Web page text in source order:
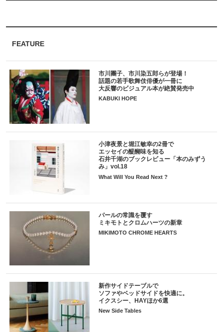
FEATURE
市川團子、市川染五郎らが登場！
話題の若手歌舞伎俳優が一冊に
大反響のビジュアル本が絶賛発売中
KABUKI HOPE
小津夜景と堀江敏幸の2冊で
エッセイの醍醐味を知る
石井千湖のブックレビュー「本のみずう
み」vol.18
What Will You Read Next ?
パールの常識を覆す
ミキモトとクロムハーツの新章
MIKIMOTO CHROME HEARTS
新作サイドテーブルで
ソファやベッドサイドを快適に。
イクスシー、HAYほか6選
New Side Tables